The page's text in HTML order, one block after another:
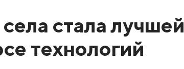
стала лучшей
технологий